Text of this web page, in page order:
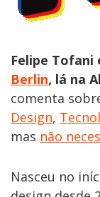
Felipe Tofani
Berlin, lá na
comenta
Design,
mas não
Nasceu no